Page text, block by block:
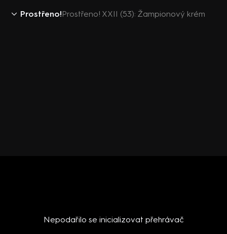
Prostřeno!Prostřeno! XXII (53): Žampionový krém
Nepodařilo se inicializovat přehrávač